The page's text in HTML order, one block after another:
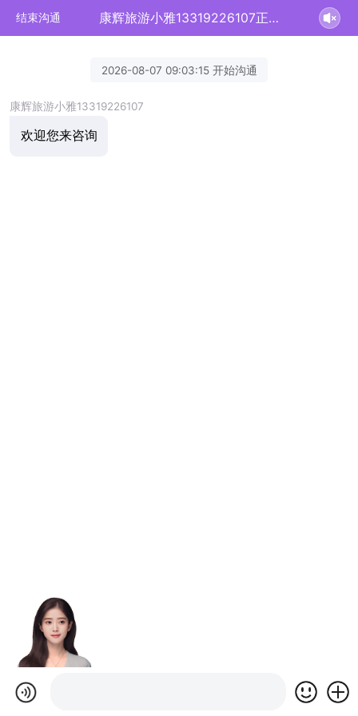
结束沟通 康辉旅游小雅13319226107正在为您服务
2026-08-07 09:03:15 开始沟通
康辉旅游小雅13319226107
欢迎您来咨询